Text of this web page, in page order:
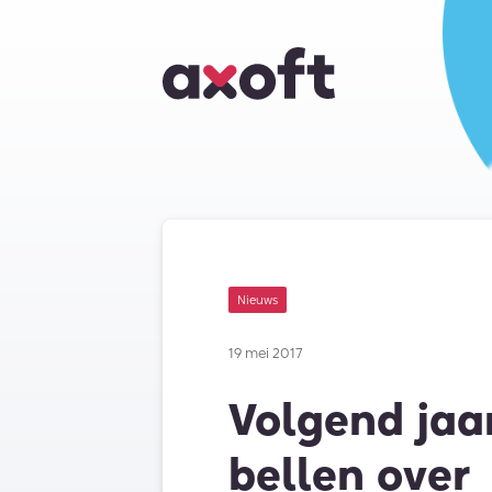
Nieuws
19 mei 2017
Volgend
bellen over